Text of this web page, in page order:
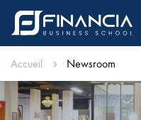
Accueil Newsroom